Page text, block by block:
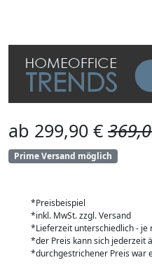
ab 299,90 €
Prime Versand möglich
*Preisbeispiel
*inkl. MwSt. zzgl. Versand
*Lieferzeit unterschiedlich - je
*der Preis kann sich jederzeit
*durchgestrichener Preis war